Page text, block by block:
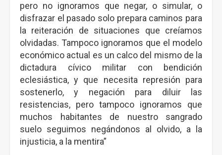
pero no ignoramos que negar, o simular, o
disfrazar el pasado solo prepara caminos para
la reiteración de situaciones que creíamos
olvidadas. Tampoco ignoramos que el modelo
económico actual es un calco del mismo de la
dictadura cívico militar con bendición
eclesiástica, y que necesita represión para
sostenerlo, y negación para diluir las
resistencias, pero tampoco ignoramos que
muchos habitantes de nuestro sangrado
suelo seguimos negándonos al olvido, a la
injusticia, a la mentira”